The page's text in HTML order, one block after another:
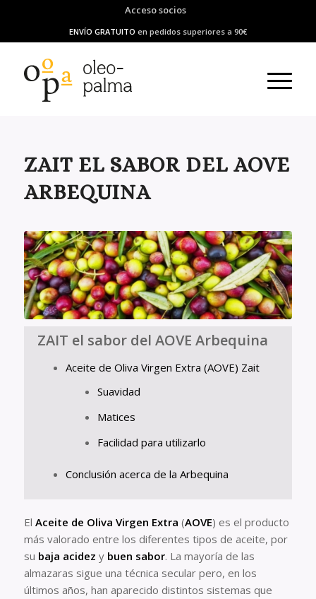
Acceso socios
ENVÍO GRATUITO en pedidos superiores a 90€
ZAIT EL SABOR DEL AOVE
ARBEQUINA
ZAIT el sabor del AOVE Arbequina
Aceite de Oliva Virgen Extra (AOVE) Zait
Suavidad
Matices
Facilidad para utilizarlo
Conclusión acerca de la Arbequina
El Aceite de Oliva Virgen Extra (AOVE) es el producto
más valorado entre los diferentes tipos de aceite, por
su baja acidez y buen sabor. La mayoría de las
almazaras sigue una técnica secular pero, en los
últimos años, han aparecido distintos sistemas que